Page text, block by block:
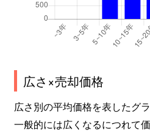
広さ×売却価格
広さ別の平均価格を表したグラ
一般的には広くなるにつれて